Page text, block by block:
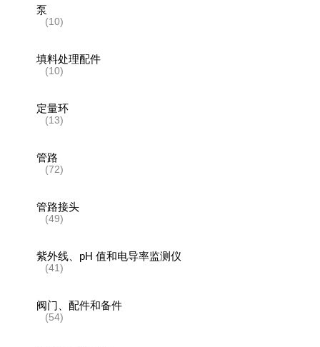
泵
(10)
填料处理配件
(10)
定量环
(13)
管路
(72)
管路接头
(49)
紫外线、pH 值和电导率监测仪
(41)
阀门、配件和备件
(54)